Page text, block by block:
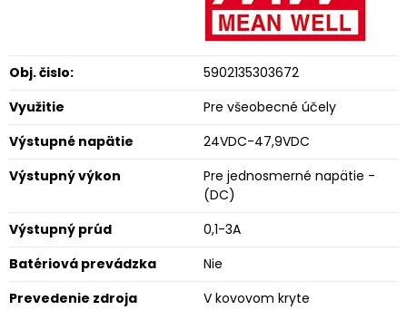
Obj. čislo:
5902135303672
Využitie
Pre všeobecné účely
Výstupné napätie
24VDC-47,9VDC
Výstupný výkon
Pre jednosmerné napätie -
(DC)
Výstupný prúd
0,1-3A
Batériová prevádzka
Nie
Prevedenie zdroja
V kovovom kryte